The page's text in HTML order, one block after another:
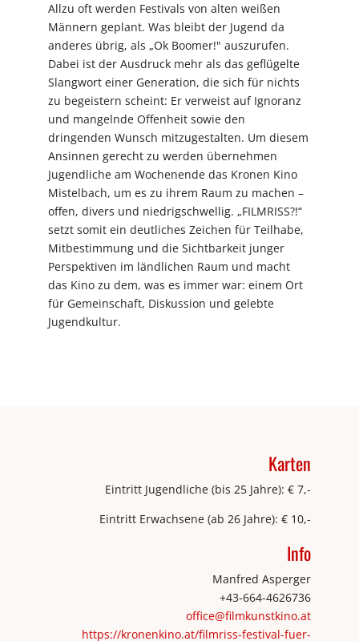
Allzu oft werden Festivals von alten weißen
Männern geplant. Was bleibt der Jugend da
anderes übrig, als „Ok Boomer!" auszurufen.
Dabei ist der Ausdruck mehr als das geflügelte
Slangwort einer Generation, die sich für nichts
zu begeistern scheint: Er verweist auf Ignoranz
und mangelnde Offenheit sowie den
dringenden Wunsch mitzugestalten. Um diesem
Ansinnen gerecht zu werden übernehmen
Jugendliche am Wochenende das Kronen Kino
Mistelbach, um es zu ihrem Raum zu machen –
offen, divers und niedrigschwellig. „FILMRISS?!“
setzt somit ein deutliches Zeichen für Teilhabe,
Mitbestimmung und die Sichtbarkeit junger
Perspektiven im ländlichen Raum und macht
das Kino zu dem, was es immer war: einem Ort
für Gemeinschaft, Diskussion und gelebte
Jugendkultur.
Karten
Eintritt Jugendliche (bis 25 Jahre): € 7,-
Eintritt Erwachsene (ab 26 Jahre): € 10,-
Info
Manfred Asperger
+43-664-4626736
office@filmkunstkino.at
https://kronenkino.at/filmriss-festival-fuer-